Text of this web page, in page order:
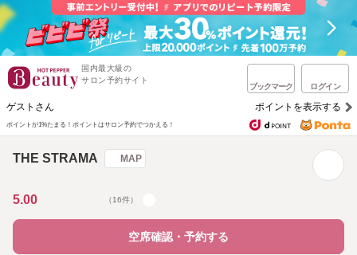
国内最大級の
サロン予約サイト
ブックマーク ログイン
ゲストさん ポイントを表示する
ポイントが1%たまる！ ポイントはサロン予約でつかえる！
THE STRAMA MAP
5.00 （16件）
空席確認・予約する